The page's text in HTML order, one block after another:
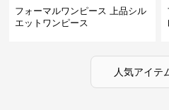
フォーマルワンピース 上品シル
エットワンピース
人気アイテ